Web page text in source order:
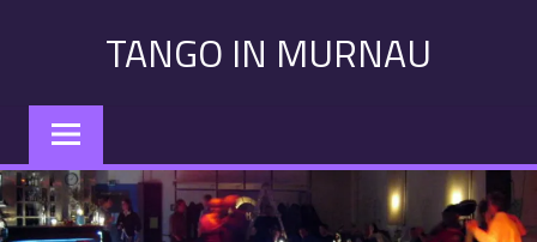
TANGO IN MURNAU
Tango
Veranstaltungen,
Kurse,